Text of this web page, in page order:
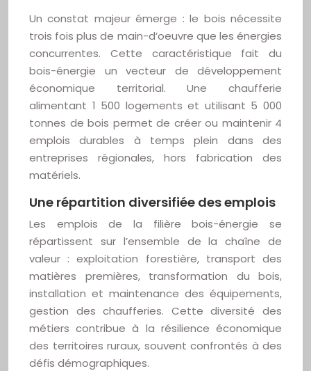
Un constat majeur émerge : le bois nécessite
trois fois plus de main-d’oeuvre que les énergies
concurrentes. Cette caractéristique fait du
bois-énergie un vecteur de développement
économique territorial. Une chaufferie
alimentant 1 500 logements et utilisant 5 000
tonnes de bois permet de créer ou maintenir 4
emplois durables à temps plein dans des
entreprises régionales, hors fabrication des
matériels.
Une répartition diversifiée des emplois
Les emplois de la filière bois-énergie se
répartissent sur l’ensemble de la chaîne de
valeur : exploitation forestière, transport des
matières premières, transformation du bois,
installation et maintenance des équipements,
gestion des chaufferies. Cette diversité des
métiers contribue à la résilience économique
des territoires ruraux, souvent confrontés à des
défis démographiques.